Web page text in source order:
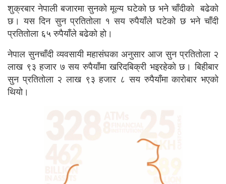
शुक्रबार नेपाली बजारमा सुनको मूल्य घटेको छ भने चाँदीको बढेको
छ। यस दिन सुन प्रतितोला १ सय रुपैयाँले घटेको छ भने चाँदी
प्रतितोला ६५ रुपैयाँले बढेको हो।
नेपाल सुनचाँदी व्यवसायी महासंघका अनुसार आज सुन प्रतितोला २
लाख ९३ हजार ७ सय रुपैयाँमा खरिदबिक्री भइरहेको छ। बिहीबार
सुन प्रतितोला २ लाख ९३ हजार ८ सय रुपैयाँमा कारोबार भएको
थियो।